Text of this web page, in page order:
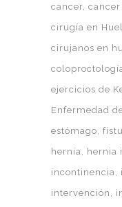
cancer cancer
cirugía en
cirujanos en
ejercicios de
Enfermedad
estómago
hernia
hernia
incontinencia
intervención